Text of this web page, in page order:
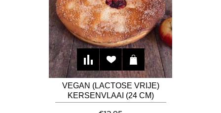
VEGAN (LACTOSE VRIJE)
KERSENVLAAI (24 CM)